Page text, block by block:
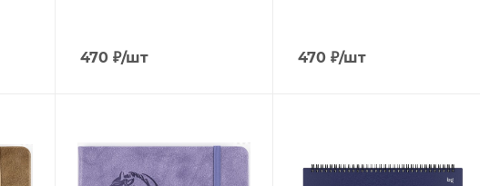
470₽/шт 470 ₽/шт